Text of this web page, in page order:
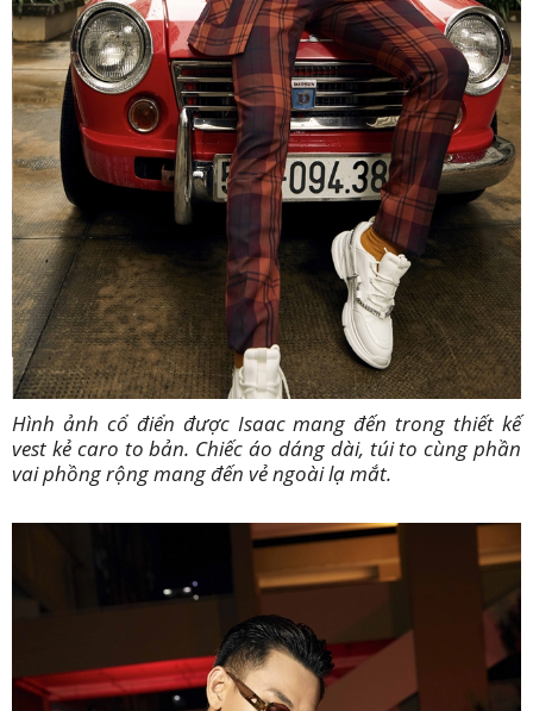
Hình ảnh cổ điển được Isaac mang đến trong thiết kế
vest kẻ caro to bản. Chiếc áo dáng dài, túi to cùng phần
vai phồng rộng mang đến vẻ ngoài lạ mắt.